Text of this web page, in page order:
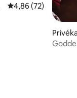
Gemiddelde
4,86 (72)